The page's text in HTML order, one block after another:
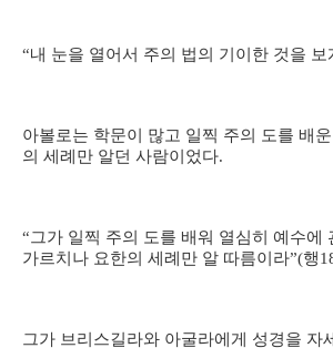
“내 눈을 열어서 주의 법의 기이한 것을 보
아볼로는 학문이 많고 일찍 주의 도를 배
의 세례만 알던 사람이었다.
“그가 일찍 주의 도를 배워 열심히 예수에
가르치나 요한의 세례만 알 따름이라”(행
그가 브리스길라와 아굴라에게 성경을 자